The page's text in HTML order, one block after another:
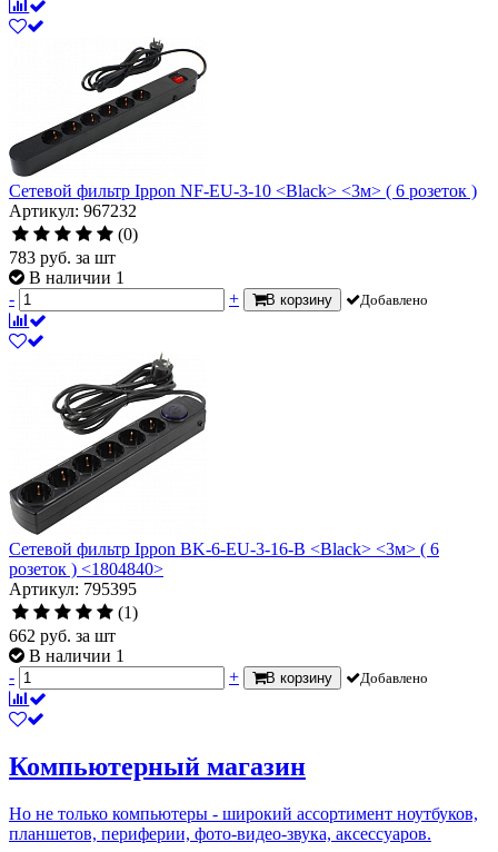
Сетевой фильтр Ippon NF-EU-3-10 <Black> <3м> ( 6 розеток )
Артикул: 967232
(0)
783 руб. за шт
В наличии 1
-
+ В корзину Добавлено
Сетевой фильтр Ippon BK-6-EU-3-16-B <Black> <3м> ( 6
розеток ) <1804840>
Артикул: 795395
(1)
662 руб. за шт
В наличии 1
-
+ В корзину Добавлено
Компьютерный магазин
Но не только компьютеры - широкий ассортимент ноутбуков,
планшетов, периферии, фото-видео-звука, аксессуаров.